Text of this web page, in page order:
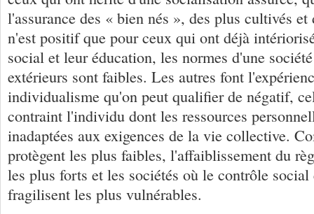
l'assurance des « bien nés », des plus cultivés
n'est positif que pour ceux qui ont déjà
social et leur éducation, les normes d'une
extérieurs sont faibles. Les autres font
individualisme qu'on peut qualifier de négatif,
contraint l'individu dont les ressources
inadaptées aux exigences de la vie collective.
protègent les plus faibles, l'affaiblissement du
les plus forts et les sociétés où le contrôle
fragilisent les plus vulnérables.